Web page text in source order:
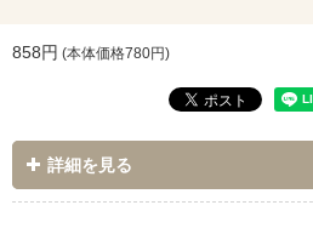
858円 (本体価格780円)
詳細を見る